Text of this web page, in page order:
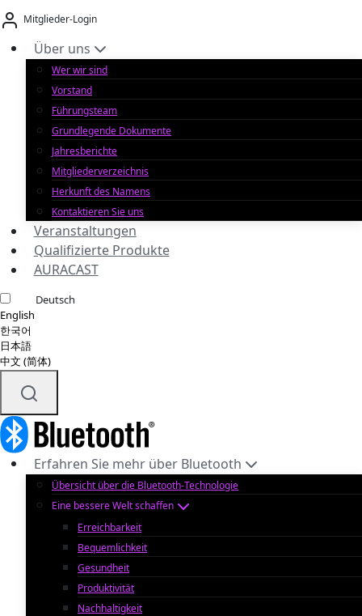
Zum
Inhalt
springen
Mitglieder-Login
Über uns
Wer wir sind
Vorstand
Führungsteam
Grundlegende Dokumente
Jahresberichte
Mitgliederverzeichnis
Herkunft des Namens
Kontaktieren Sie uns
Veranstaltungen
Qualifizierte Produkte
AURACAST
Deutsch
English
한국어
日本語
中文 (简体)
Erfahren Sie mehr über Bluetooth
Übersicht über die Bluetooth-Technologie
Eine bessere Welt schaffen
Erreichbarkeit
Bequemlichkeit
Gesundheit
Produktivität
Nachhaltigkeit